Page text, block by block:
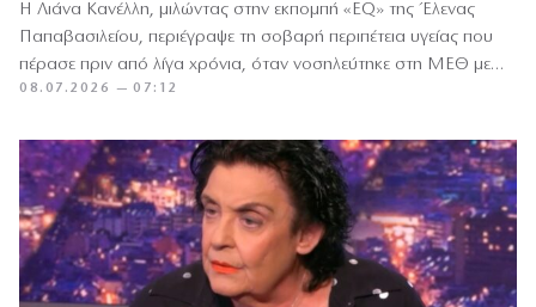
Η Λιάνα Κανέλλη, μιλώντας στην εκπομπή «EQ» της Έλενας
Παπαβασιλείου, περιέγραψε τη σοβαρή περιπέτεια υγείας που
πέρασε πριν από λίγα χρόνια, όταν νοσηλεύτηκε στη ΜΕΘ με…
08.07.2026 — 07:12